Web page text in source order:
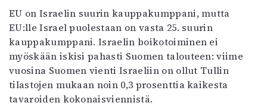
EU on Israelin suurin kauppakumppani, mutta
EU:lle Israel puolestaan on vasta 25. suurin
kauppakumppani. Israelin boikotoiminen ei
myöskään iskisi pahasti Suomen talouteen: viime
vuosina Suomen vienti Israeliin on ollut Tullin
tilastojen mukaan noin 0,3 prosenttia kaikesta
tavaroiden kokonaisviennistä.